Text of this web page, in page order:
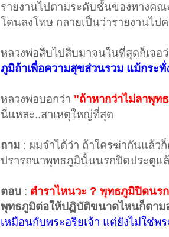
รายงานไปตามระดับชั้นของทางค
โดนลงโทษ กลายเป็นว่ารายงานไป
หลวงพ่อสืบไปสืบมาจนในที่สุดก็เจอ
ภูมิถ้าเพื่อความสุขส่วนรวม แม้กระ
หลวงพ่อบอกว่า "ถ้าหากว่าไม่ลาพุท
นี่แหละ..สาเหตุใหญ่ที่สุด
ถาม : ผมจำได้ว่า ถ้าใครฆ่ากันแล้ว
ปรารถนาพุทธภูมินั้นนรกปิดประตูแ
ตอบ : ตำราไหนวะ ? พุทธภูมิปิดนร
พุทธภูมิต่อให้ปฏิบัติขนาดไหนก็ตาม
เหมือนกับพระอริยเจ้า แต่ยังไม่ใช่พร